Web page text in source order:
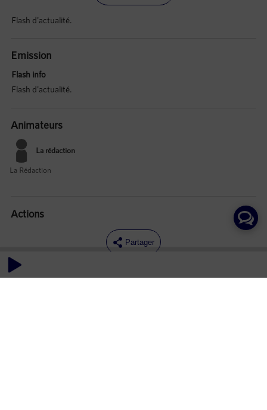
Flash d'actualité.
Emission
Flash info
Flash d'actualité.
Animateurs
La rédaction
La Rédaction
Actions
Partager
Commentaires